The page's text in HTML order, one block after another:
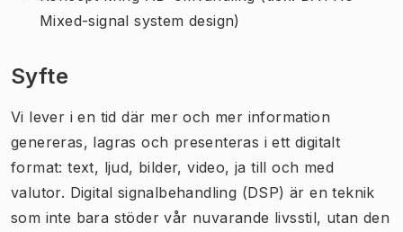
Mixed-signal system design)
Syfte
Vi lever i en tid där mer och mer information
genereras, lagras och presenteras i ett digitalt
format: text, ljud, bilder, video, ja till och med
valutor. Digital signalbehandling (DSP) är en teknik
som inte bara stöder vår nuvarande livsstil, utan den